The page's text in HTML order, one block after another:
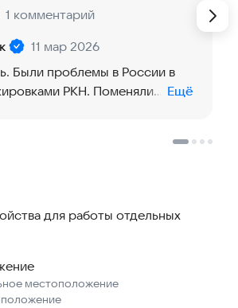
1 комментарий
11 мар 2026
Были проблемы в России в
РКН. Поменяли
Ещё
для работы отдельных
местоположение